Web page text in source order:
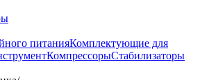
питанияКомплектующие для
КомпрессорыСтабилизаторы